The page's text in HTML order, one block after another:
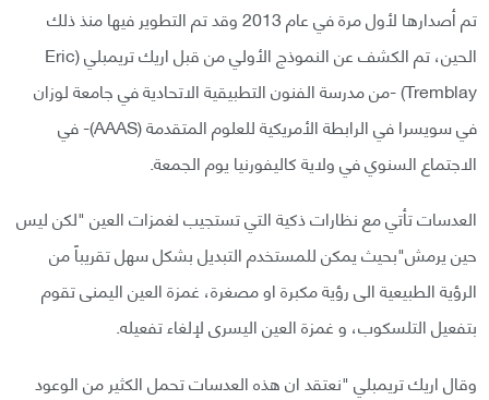
تم أصدارها لأول مرة في عام 2013 وقد تم التطوير فيها منذ ذلك
الحين، تم الكشف عن النموذج الأولي من قبل اريك تريمبلي (Eric
Tremblay) -من مدرسة الفنون التطبيقية الاتحادية في جامعة لوزان
في سويسرا في الرابطة الأمريكية للعلوم المتقدمة (AAAS)- في
الاجتماع السنوي في ولاية كاليفورنيا يوم الجمعة.
العدسات تأتي مع نظارات ذكية التي تستجيب لغمزات العين "لكن ليس
حين يرمش"بحيث يمكن للمستخدم التبديل بشكل سهل تقريباً من
الرؤية الطبيعية الى رؤية مكبرة او مصغرة، غمزة العين اليمنى تقوم
بتفعيل التلسكوب، و غمزة العين اليسرى لإلغاء تفعيله.
وقال اريك تريمبلي "نعتقد ان هذه العدسات تحمل الكثير من الوعود